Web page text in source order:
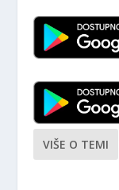
VIŠE O TEMI